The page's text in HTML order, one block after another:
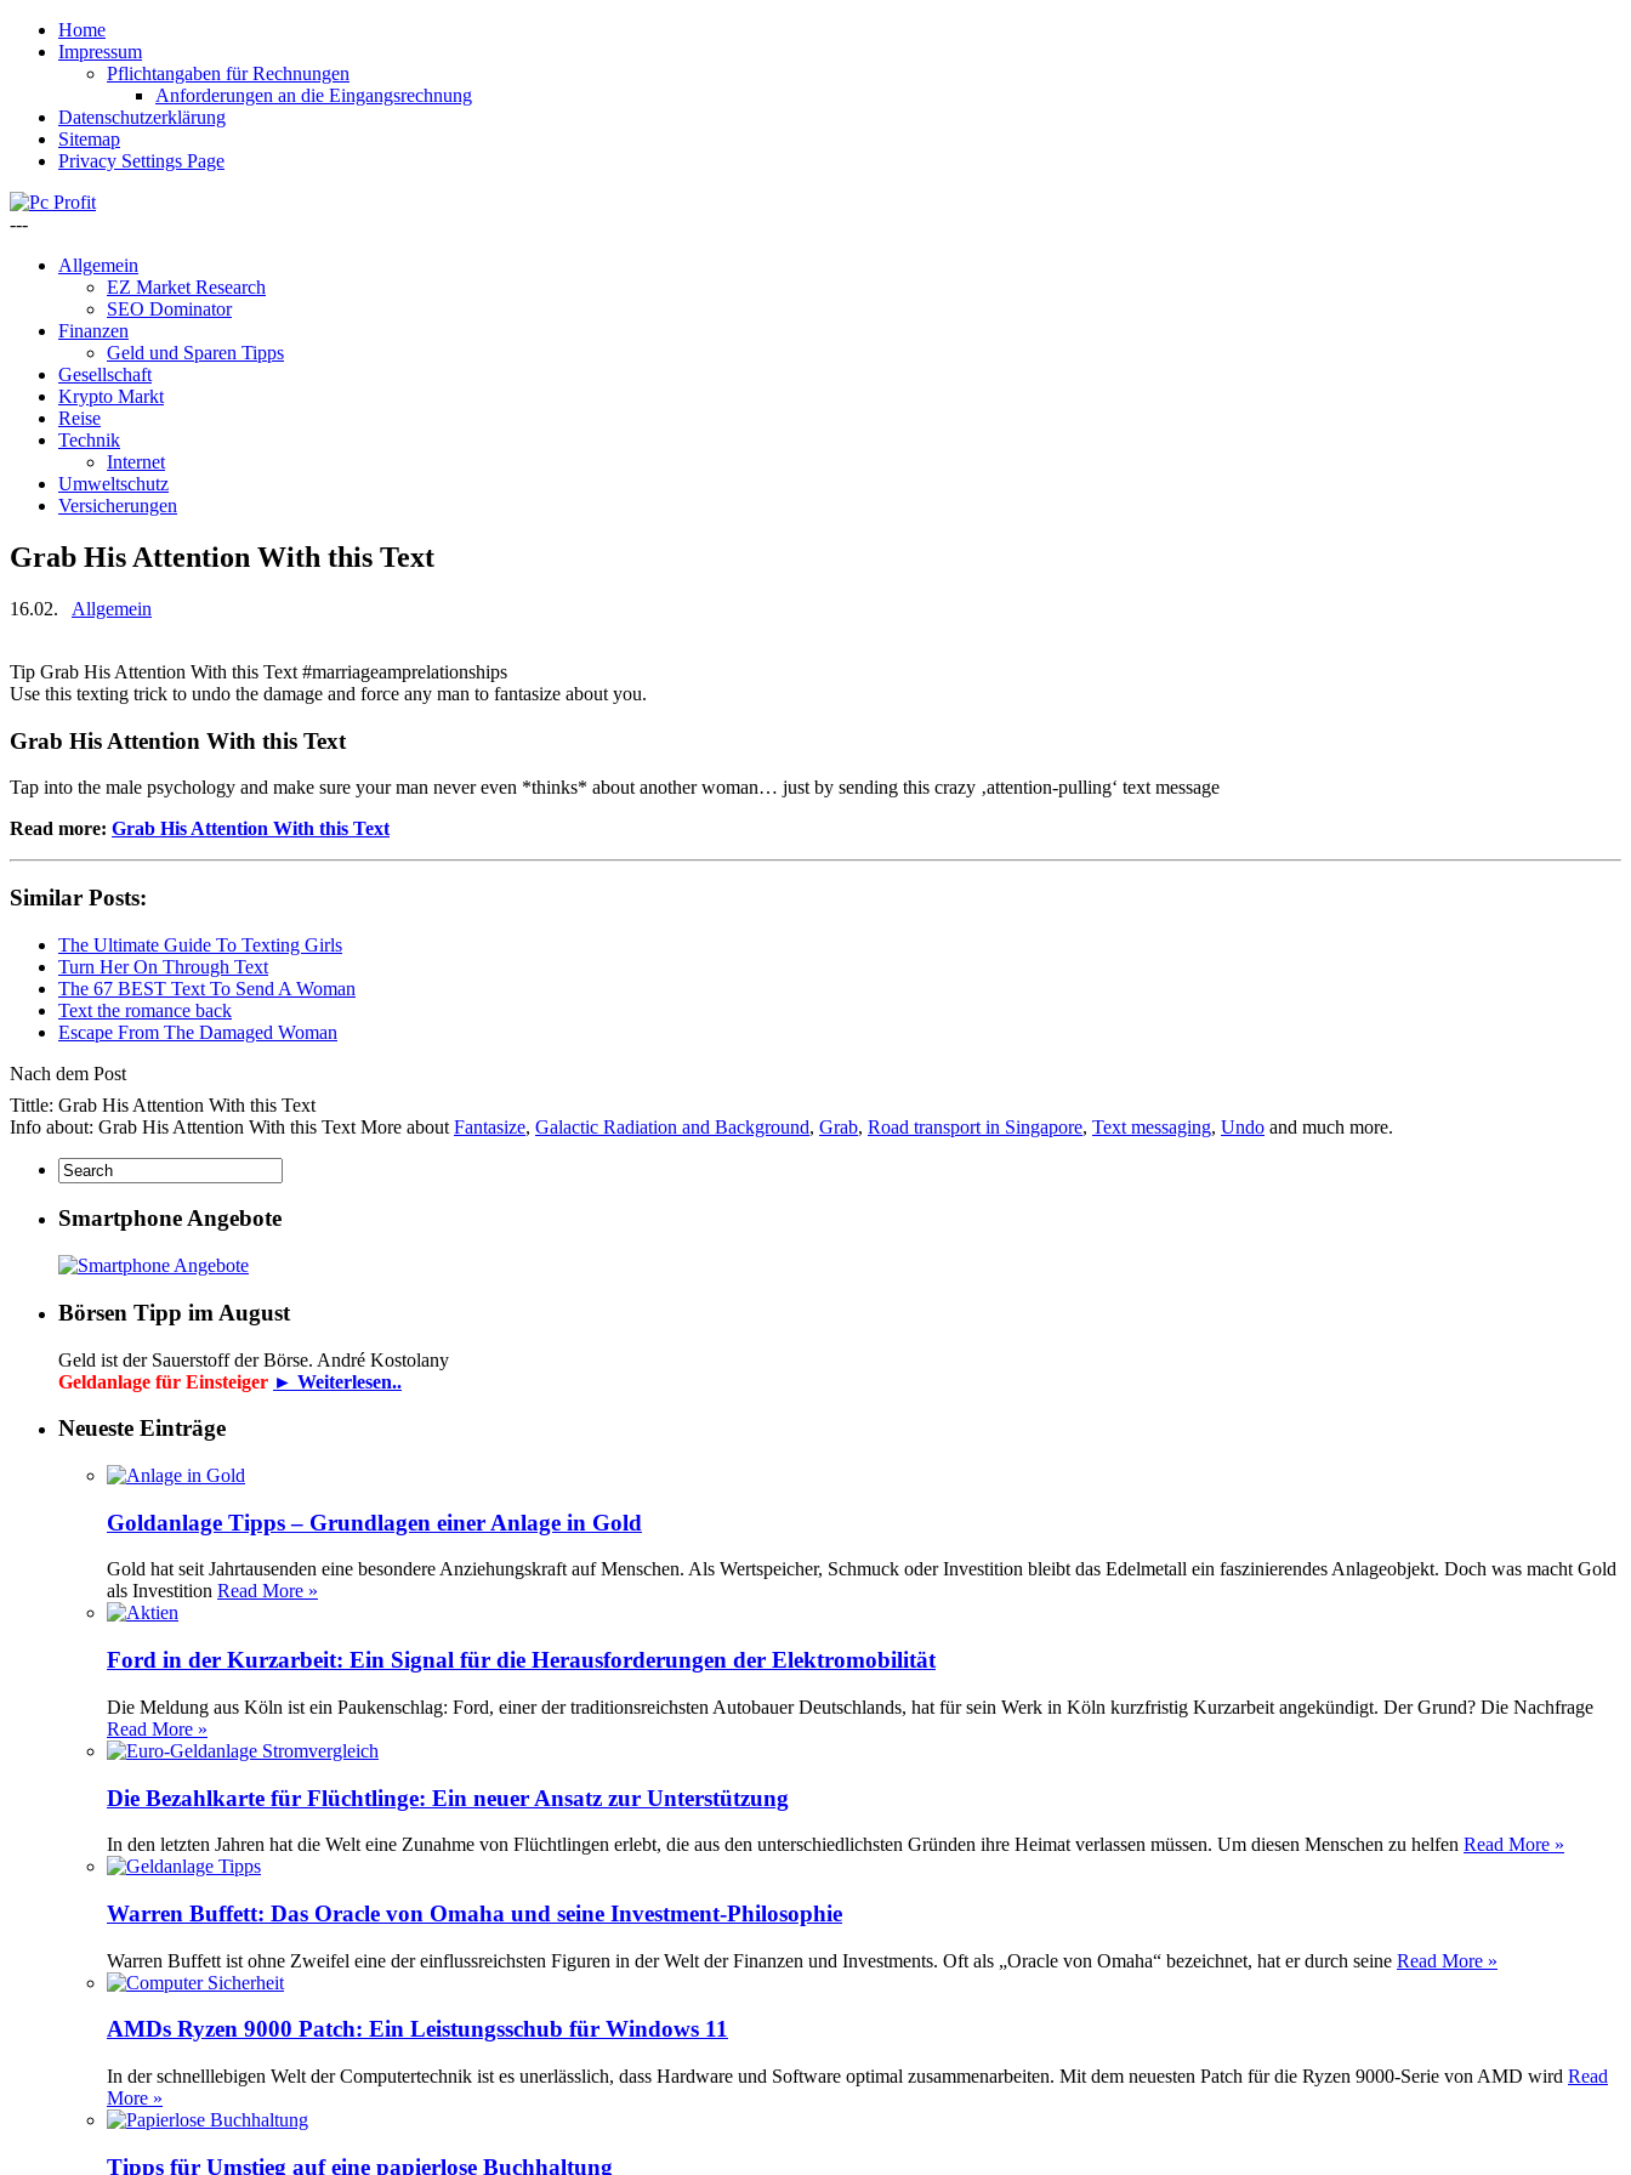
Home
Impressum
Pflichtangaben für Rechnungen
Anforderungen an die Eingangsrechnung
Datenschutzerklärung
Sitemap
Privacy Settings Page
---
Allgemein
EZ Market Research
SEO Dominator
Finanzen
Geld und Sparen Tipps
Gesellschaft
Krypto Markt
Reise
Technik
Internet
Umweltschutz
Versicherungen
Grab His Attention With this Text
16.02. Allgemein
Tip Grab His Attention With this Text #marriageamprelationships
Use this texting trick to undo the damage and force any man to fantasize about you.
Grab His Attention With this Text
Tap into the male psychology and make sure your man never even *thinks* about another woman… just by sending this crazy ‚attention-pulling‘ text message
Read more: Grab His Attention With this Text
Similar Posts:
The Ultimate Guide To Texting Girls
Turn Her On Through Text
The 67 BEST Text To Send A Woman
Text the romance back
Escape From The Damaged Woman
Nach dem Post
Tittle: Grab His Attention With this Text
Info about: Grab His Attention With this Text More about Fantasize, Galactic Radiation and Background, Grab, Road transport in Singapore, Text messaging, Undo and much more.
Smartphone Angebote
Börsen Tipp im August
Geld ist der Sauerstoff der Börse. André Kostolany
Geldanlage für Einsteiger ► Weiterlesen..
Neueste Einträge
Goldanlage Tipps – Grundlagen einer Anlage in Gold
Gold hat seit Jahrtausenden eine besondere Anziehungskraft auf Menschen. Als Wertspeicher, Schmuck oder Investition bleibt das Edelmetall ein faszinierendes Anlageobjekt. Doch was macht Gold
als Investition Read More »
Ford in der Kurzarbeit: Ein Signal für die Herausforderungen der Elektromobilität
Die Meldung aus Köln ist ein Paukenschlag: Ford, einer der traditionsreichsten Autobauer Deutschlands, hat für sein Werk in Köln kurzfristig Kurzarbeit angekündigt. Der Grund? Die Nachfrage
Read More »
Die Bezahlkarte für Flüchtlinge: Ein neuer Ansatz zur Unterstützung
In den letzten Jahren hat die Welt eine Zunahme von Flüchtlingen erlebt, die aus den unterschiedlichsten Gründen ihre Heimat verlassen müssen. Um diesen Menschen zu helfen Read More »
Warren Buffett: Das Oracle von Omaha und seine Investment-Philosophie
Warren Buffett ist ohne Zweifel eine der einflussreichsten Figuren in der Welt der Finanzen und Investments. Oft als „Oracle von Omaha“ bezeichnet, hat er durch seine Read More »
AMDs Ryzen 9000 Patch: Ein Leistungsschub für Windows 11
In der schnelllebigen Welt der Computertechnik ist es unerlässlich, dass Hardware und Software optimal zusammenarbeiten. Mit dem neuesten Patch für die Ryzen 9000-Serie von AMD wird Read
More »
Tipps für Umstieg auf eine papierlose Buchhaltung